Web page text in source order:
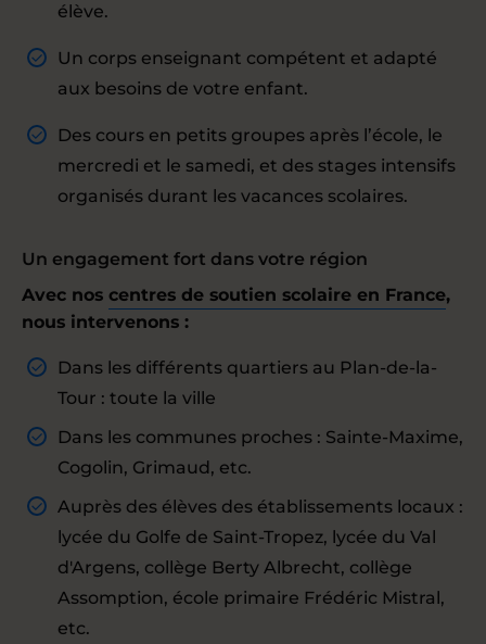
élève.
Un corps enseignant compétent et adapté
aux besoins de votre enfant.
Des cours en petits groupes après l’école, le
mercredi et le samedi, et des stages intensifs
organisés durant les vacances scolaires.
Un engagement fort dans votre région
Avec nos centres de soutien scolaire en France,
nous intervenons :
Dans les différents quartiers au Plan-de-la-
Tour : toute la ville
Dans les communes proches : Sainte-Maxime,
Cogolin, Grimaud, etc.
Auprès des élèves des établissements locaux :
lycée du Golfe de Saint-Tropez, lycée du Val
d'Argens, collège Berty Albrecht, collège
Assomption, école primaire Frédéric Mistral,
etc.